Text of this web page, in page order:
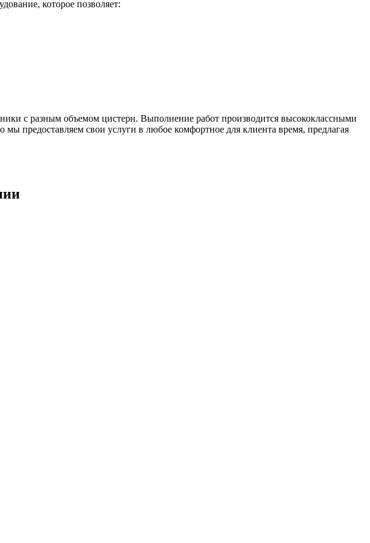
которое позволяет:
с разным объемом цистерн. Выполнение работ производится высококлассными
предоставляем свои услуги в любое комфортное для клиента время, предлагая